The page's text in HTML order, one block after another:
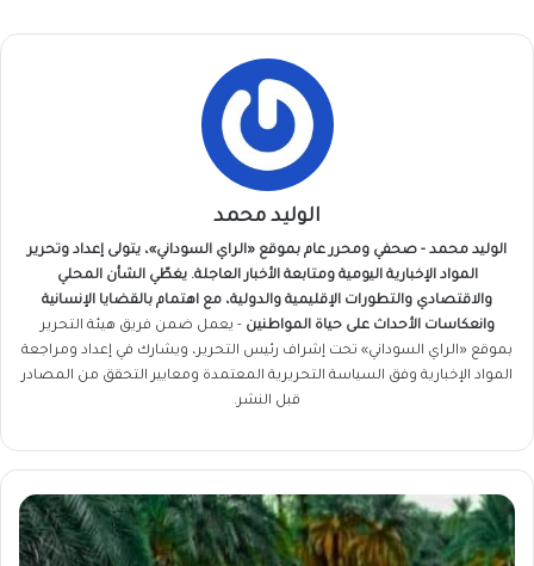
الوليد محمد
الوليد محمد - صحفي ومحرر عام بموقع «الراي السوداني»، يتولى إعداد وتحرير
المواد الإخبارية اليومية ومتابعة الأخبار العاجلة. يغطّي الشأن المحلي
والاقتصادي والتطورات الإقليمية والدولية، مع اهتمام بالقضايا الإنسانية
وانعكاسات الأحداث على حياة المواطنين - يعمل ضمن فريق هيئة التحرير
بموقع «الراي السوداني» تحت إشراف رئيس التحرير، ويشارك في إعداد ومراجعة
المواد الإخبارية وفق السياسة التحريرية المعتمدة ومعايير التحقق من المصادر
قبل النشر.
نشاط
رقابي
مكثف